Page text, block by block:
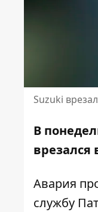
Suzuki
В
врезался
Авария
службу